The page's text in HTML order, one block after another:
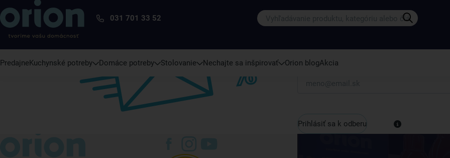
031 701 33 52
PredajneKuchynské potreby Domáce potreby Stolovanie Nechajte sa inšpirovať Orion blogAkcia
Prihláste sa k odberu nášho newslettera.
Váš e-mail
Prihlásiť sa k odberu